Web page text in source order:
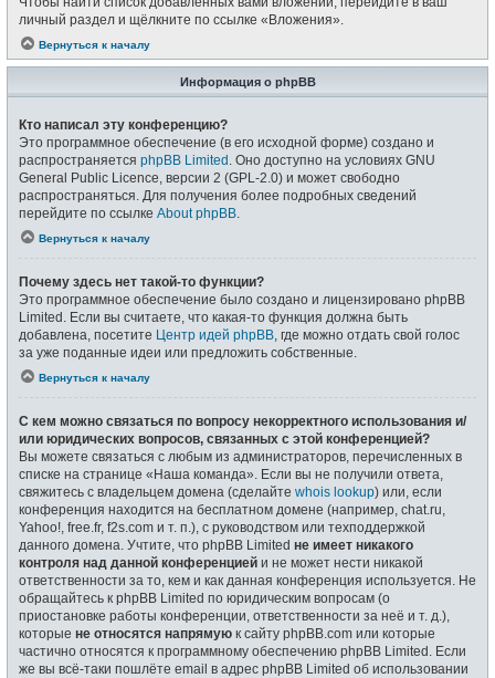
личный раздел и щёлкните по ссылке «Вложения».
Вернуться к началу
Информация о phpBB
Кто написал эту конференцию?
Это программное обеспечение (в его исходной форме) создано и
распространяется phpBB Limited . Оно доступно на условиях GNU
General Public Licence, версии 2 (GPL-2.0) и может свободно
распространяться. Для получения более подробных сведений
перейдите по ссылке About phpBB
Вернуться к началу
Почему здесь нет такой-то функции?
Это программное обеспечение было создано и лицензировано phpBB
Limited. Если вы считаете, что какая-то функция должна быть
добавлена, посетите Центр идей phpBB , где можно отдать свой голос
за уже поданные идеи или предложить собственные.
Вернуться к началу
С кем можно связаться по вопросу некорректного использования и/
или юридических вопросов, связанных с этой конференцией?
Вы можете связаться с любым из администраторов, перечисленных в
списке на странице «Наша команда». Если вы не получили ответа,
свяжитесь с владельцем домена (сделайте whois lookup) или, если
конференция находится на бесплатном домене (например, chat.ru,
Yahoo!, free.fr, f2s.com и т. п.), с руководством или техподдержкой
данного домена. Учтите, что phpBB Limited не имеет никакого
контроля над данной конференцией и не может нести никакой
ответственности за то, кем и как данная конференция используется. Не
обращайтесь к phpBB Limited по юридическим вопросам (о
приостановке работы конференции, ответственности за неё и т. д.),
которые не относятся напрямую к сайту phpBB.com или которые
частично относятся к программному обеспечению phpBB Limited. Если
же вы всё-таки пошлёте email в адрес phpBB Limited об использовании